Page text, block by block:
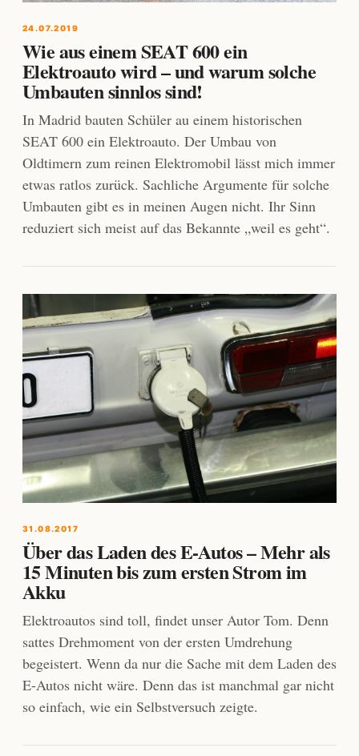
24.07.2019
Wie aus einem SEAT 600 ein
Elektroauto wird – und warum solche
Umbauten sinnlos sind!
In Madrid bauten Schüler au einem historischen
SEAT 600 ein Elektroauto. Der Umbau von
Oldtimern zum reinen Elektromobil lässt mich immer
etwas ratlos zurück. Sachliche Argumente für solche
Umbauten gibt es in meinen Augen nicht. Ihr Sinn
reduziert sich meist auf das Bekannte „weil es geht“.
31.08.2017
Über das Laden des E-Autos – Mehr als
15 Minuten bis zum ersten Strom im
Akku
Elektroautos sind toll, findet unser Autor Tom. Denn
sattes Drehmoment von der ersten Umdrehung
begeistert. Wenn da nur die Sache mit dem Laden des
E-Autos nicht wäre. Denn das ist manchmal gar nicht
so einfach, wie ein Selbstversuch zeigte.